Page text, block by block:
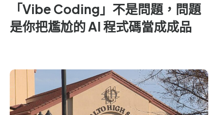
「Vibe Coding」不是問題，問題
是你把尷尬的 AI 程式碼當成成品